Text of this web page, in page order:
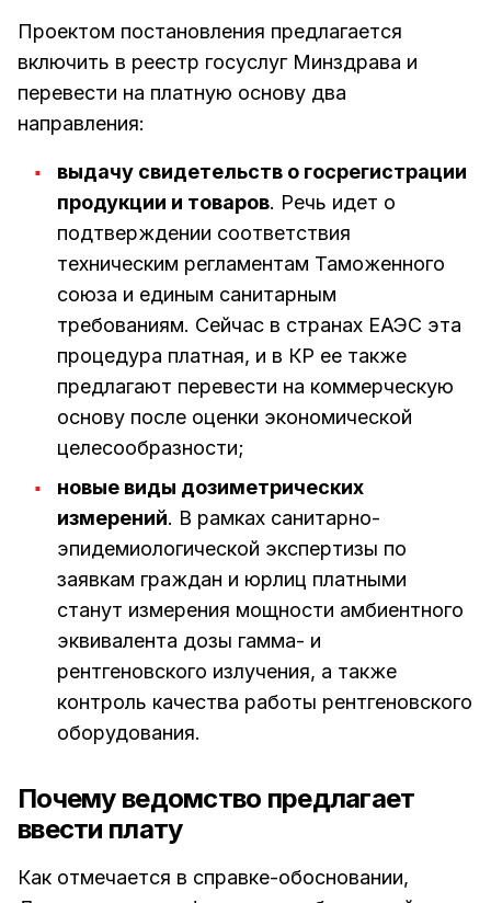
Проектом постановления предлагается
включить в реестр госуслуг Минздрава и
перевести на платную основу два
направления:
выдачу свидетельств о госрегистрации
продукции и товаров. Речь идет о
подтверждении соответствия
техническим регламентам Таможенного
союза и единым санитарным
требованиям. Сейчас в странах ЕАЭС эта
процедура платная, и в КР ее также
предлагают перевести на коммерческую
основу после оценки экономической
целесообразности;
новые виды дозиметрических
измерений. В рамках санитарно-
эпидемиологической экспертизы по
заявкам граждан и юрлиц платными
станут измерения мощности амбиентного
эквивалента дозы гамма- и
рентгеновского излучения, а также
контроль качества работы рентгеновского
оборудования.
Почему ведомство предлагает
ввести плату
Как отмечается в справке-обосновании,